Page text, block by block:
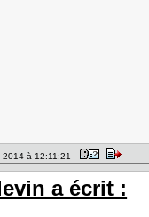
2014 à 12:11:21
a écrit :